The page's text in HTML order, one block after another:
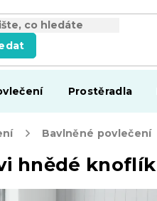
Prostěradla
Bavlněné povlečení
hnědé knoflík